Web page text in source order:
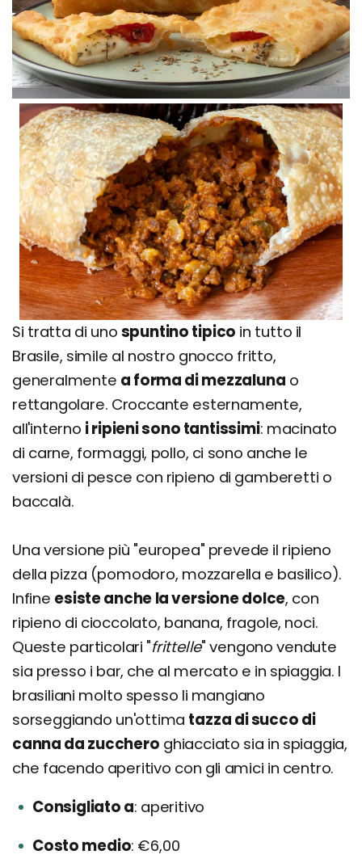
Si tratta di uno spuntino tipico in tutto il
Brasile, simile al nostro gnocco fritto,
generalmente a forma di mezzaluna o
rettangolare. Croccante esternamente,
all'interno i ripieni sono tantissimi: macinato
di carne, formaggi, pollo, ci sono anche le
versioni di pesce con ripieno di gamberetti o
baccalà.
Una versione più "europea" prevede il ripieno
della pizza (pomodoro, mozzarella e basilico).
Infine esiste anche la versione dolce, con
ripieno di cioccolato, banana, fragole, noci.
Queste particolari "frittelle" vengono vendute
sia presso i bar, che al mercato e in spiaggia. I
brasiliani molto spesso li mangiano
sorseggiando un'ottima tazza di succo di
canna da zucchero ghiacciato sia in spiaggia,
che facendo aperitivo con gli amici in centro.
Consigliato a aperitivo
Costo medio €6,00